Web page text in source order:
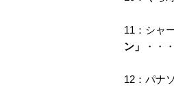
11：シャ
ン」
・・
12：パナ